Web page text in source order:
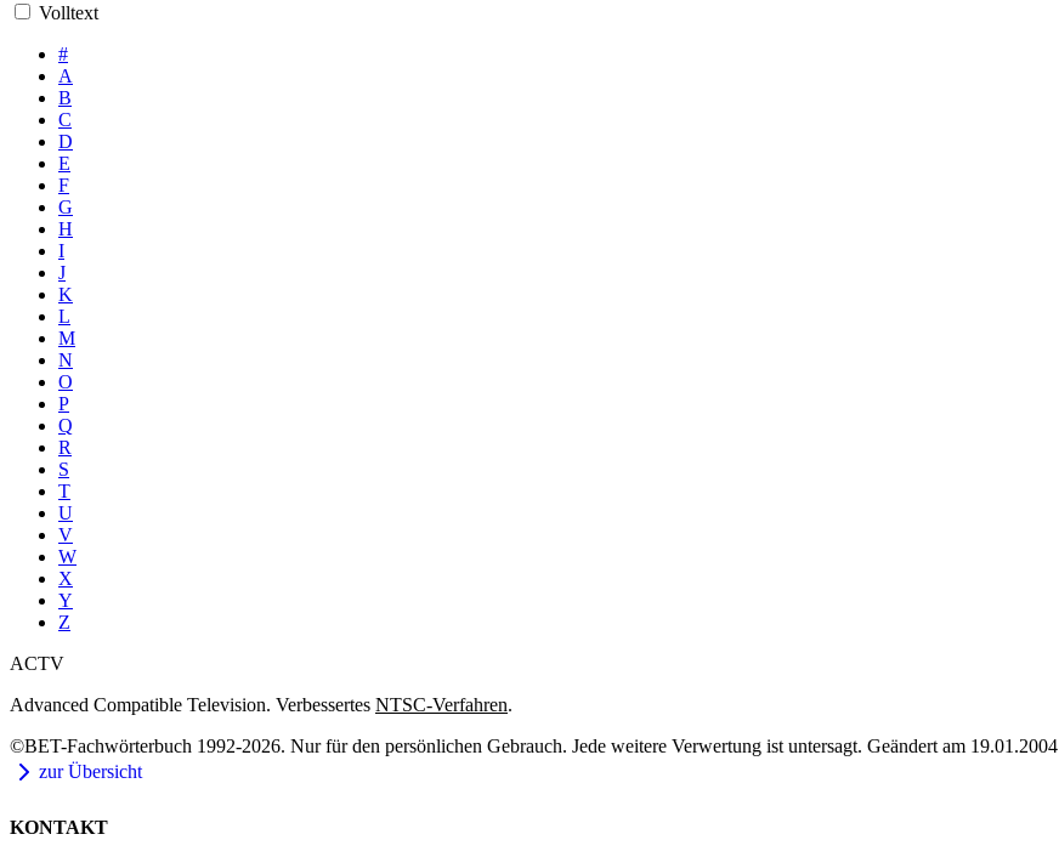
Volltext
#
A
B
C
D
E
F
G
H
I
J
K
L
M
N
O
P
Q
R
S
T
U
V
W
X
Y
Z
ACTV
Advanced Compatible Television. Verbessertes NTSC-Verfahren.
©BET-Fachwörterbuch 1992-2026. Nur für den persönlichen Gebrauch. Jede weitere Verwertung ist untersagt. Geändert am 19.01.2004
zur Übersicht
KONTAKT